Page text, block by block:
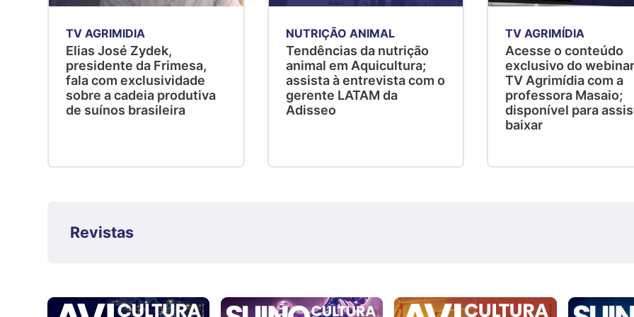
TV AGRIMIDIA
Elias José Zydek,
presidente da Frimesa,
fala com exclusividade
sobre a cadeia produtiva
de suínos brasileira
NUTRIÇÃO ANIMAL
Tendências da nutrição
animal em Aquicultura;
assista à entrevista com o
gerente LATAM da
Adisseo
TV AGRIMÍDIA
Acesse o conteúdo
exclusivo do
TV Agrimídia com a
professora Masaio;
disponível para
baixar
Revistas